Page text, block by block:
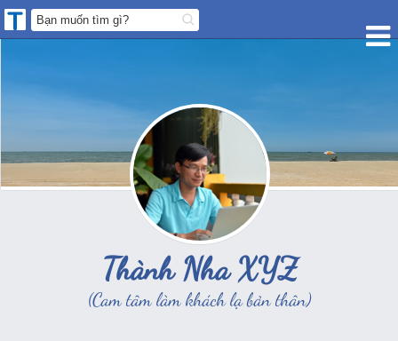
Thành Nha XYZ
(Cam tâm làm khách lạ bản thân)